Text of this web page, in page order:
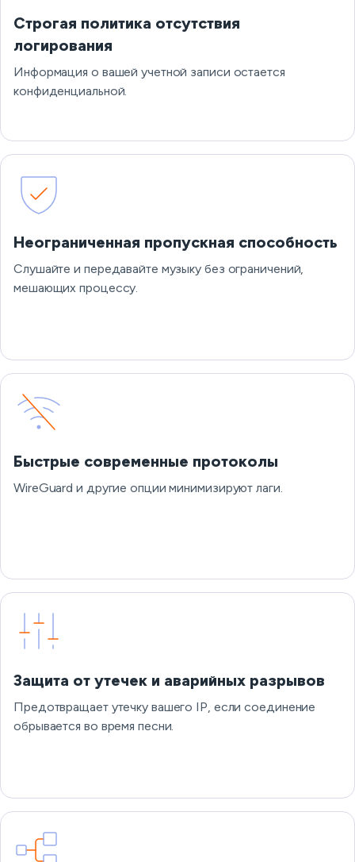
Строгая политика отсутствия
логирования
Информация о вашей учетной записи остается
конфиденциальной.
Неограниченная пропускная способность
Слушайте и передавайте музыку без ограничений,
мешающих процессу.
Быстрые современные протоколы
WireGuard и другие опции минимизируют лаги.
Защита от утечек и аварийных разрывов
Предотвращает утечку вашего IP, если соединение
обрывается во время песни.